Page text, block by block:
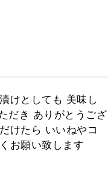
けとしても 美味し
だき ありがとうござ
けたら いいねやコ
お願い致します